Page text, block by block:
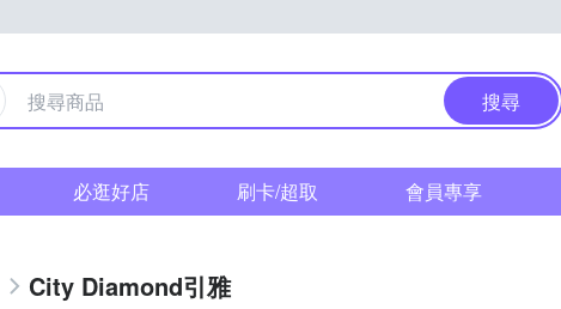
搜尋
必逛好店 刷卡/超取 會員專享
City Diamond引雅